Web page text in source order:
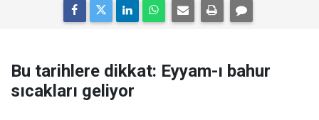
Bu tarihlere dikkat: Eyyam-ı bahur
sıcakları geliyor